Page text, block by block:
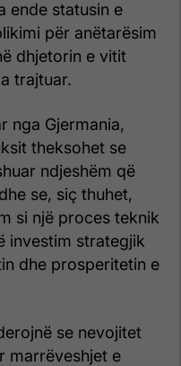
ende statusin e
për anëtarësim
dhjetorin e vitit
trajtuar.
nga Gjermania,
theksohet se
ndjeshëm që
se, siç thuhet,
si një proces teknik
investim strategjik
dhe prosperitetin e
se nevojitet
marrëveshjet e